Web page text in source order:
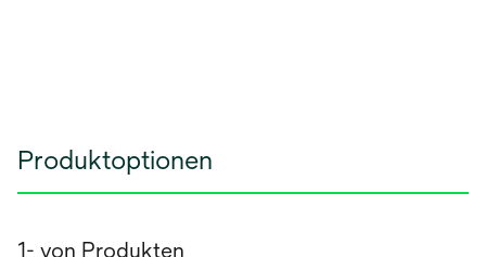
Produktoptionen
1- von Produkten